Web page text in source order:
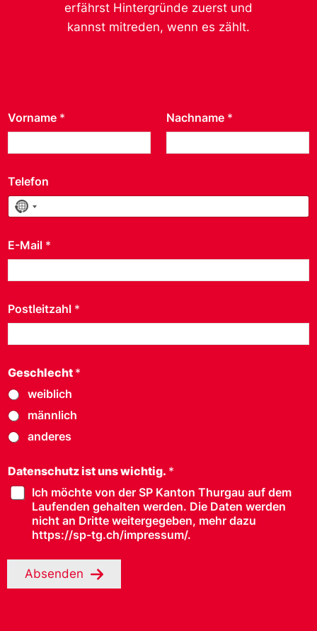
erfährst Hintergründe zuerst und
kannst mitreden, wenn es zählt.
Vorname * Nachname *
Telefon
No country selected
E-Mail *
Postleitzahl *
Geschlecht *
weiblich
männlich
anderes
Datenschutz ist uns wichtig. *
Ich möchte von der SP Kanton Thurgau auf dem
Laufenden gehalten werden. Die Daten werden
nicht an Dritte weitergegeben, mehr dazu
https://sp-tg.ch/impressum/.
Absenden